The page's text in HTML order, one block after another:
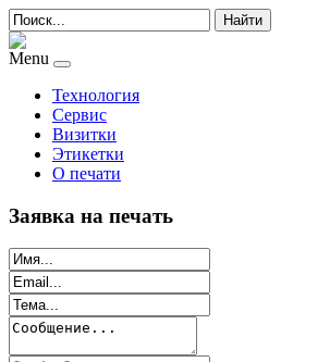
Найти
Menu
Технология
Сервис
Визитки
Этикетки
О печати
Заявка на печать